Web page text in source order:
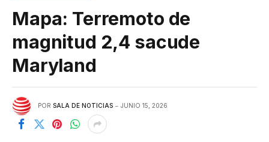
Mapa: Terremoto de
magnitud 2,4 sacude
Maryland
POR SALA DE NOTICIAS JUNIO 15, 2026